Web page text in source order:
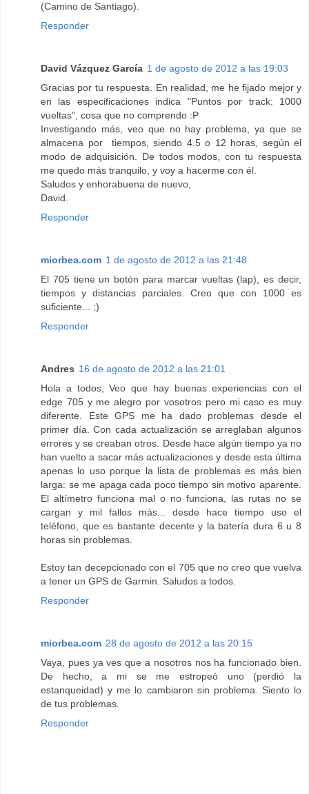
(Camino de Santiago).
Responder
David Vázquez García 1 de agosto de 2012 a las 19:03
Gracias por tu respuesta. En realidad, me he fijado mejor y
en las especificaciones indica "Puntos por track: 1000
vueltas", cosa que no comprendo :P
Investigando más, veo que no hay problema, ya que se
almacena por tiempos, siendo 4.5 o 12 horas, según el
modo de adquisición. De todos modos, con tu respuesta
me quedo más tranquilo, y voy a hacerme con él.
Saludos y enhorabuena de nuevo,
David.
Responder
miorbea.com 1 de agosto de 2012 a las 21:48
El 705 tiene un botón para marcar vueltas (lap), es decir,
tiempos y distancias parciales. Creo que con 1000 es
suficiente... ;)
Responder
Andres 16 de agosto de 2012 a las 21:01
Hola a todos, Veo que hay buenas experiencias con el
edge 705 y me alegro por vosotros pero mi caso es muy
diferente. Este GPS me ha dado problemas desde el
primer día. Con cada actualización se arreglaban algunos
errores y se creaban otros. Desde hace algún tiempo ya no
han vuelto a sacar más actualizaciones y desde esta última
apenas lo uso porque la lista de problemas es más bien
larga: se me apaga cada poco tiempo sin motivo aparente.
El altímetro funciona mal o no funciona, las rutas no se
cargan y mil fallos más... desde hace tiempo uso el
teléfono, que es bastante decente y la batería dura 6 u 8
horas sin problemas.
Estoy tan decepcionado con el 705 que no creo que vuelva
a tener un GPS de Garmin. Saludos a todos.
Responder
miorbea.com 28 de agosto de 2012 a las 20:15
Vaya, pues ya ves que a nosotros nos ha funcionado bien.
De hecho, a mi se me estropeó uno (perdió la
estanqueidad) y me lo cambiaron sin problema. Siento lo
de tus problemas.
Responder